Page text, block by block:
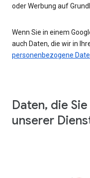
oder Werbung auf
Wenn Sie in einem
auch Daten, die wir in
personenbezogene
Daten, die
unserer